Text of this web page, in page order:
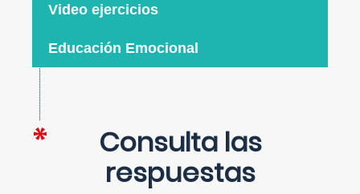
Video ejercicios
Educación Emocional
Consulta las
respuestas